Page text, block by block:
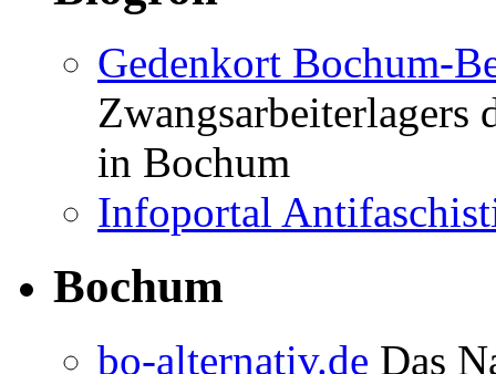
Blogroll
Gedenkort Bochum-
Zwangsarbeiterlagers
in Bochum
Infoportal